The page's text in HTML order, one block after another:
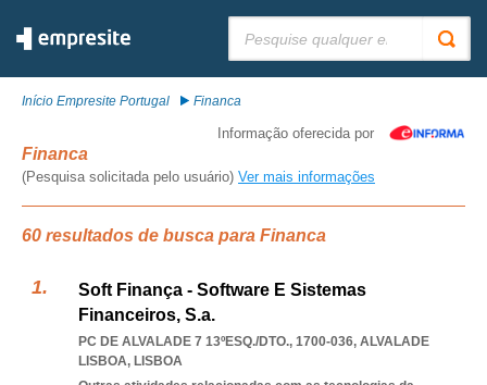
Início Empresite Portugal Financa
Informação oferecida por
Financa
(Pesquisa solicitada pelo usuário) Ver mais informações
60 resultados de busca para Financa
Soft Finança - Software E Sistemas
Financeiros, S.a.
PC DE ALVALADE 7 13ºESQ./DTO., 1700-036, ALVALADE
LISBOA, LISBOA